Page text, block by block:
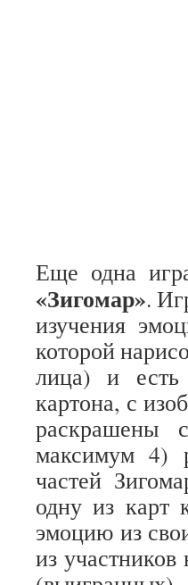
Еще одна
«Зигомар».
изучения
которой
лица) и есть
картона, с
раскрашены
максимум 4)
частей
одну из карт
эмоцию из
из участников